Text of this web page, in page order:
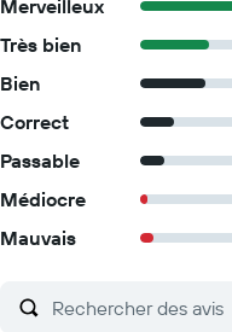
Merveilleux
Très bien
Bien
Correct
Passable
Médiocre
Mauvais